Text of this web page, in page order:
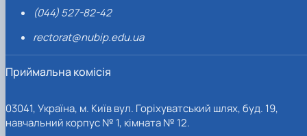
(044) 527-82-42
rectorat@nubip.edu.ua
Приймальна комісія
03041, Україна, м. Київ вул. Горіхуватський шлях, буд. 19,
навчальний корпус № 1, кімната № 12.